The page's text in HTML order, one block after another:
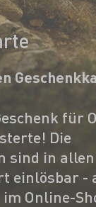
für
Die
sind in
einlösbar -
Online-